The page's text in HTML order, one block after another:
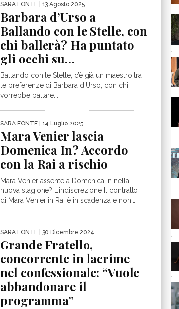
SARA FONTE | 13 Agosto 2025
Barbara d’Urso a
Ballando con le Stelle, con
chi ballerà? Ha puntato
gli occhi su…
Ballando con le Stelle, c’è già un maestro tra
le preferenze di Barbara d’Urso, con chi
vorrebbe ballare...
SARA FONTE | 14 Luglio 2025
Mara Venier lascia
Domenica In? Accordo
con la Rai a rischio
Mara Venier assente a Domenica In nella
nuova stagione? L’indiscrezione Il contratto
di Mara Venier in Rai è in scadenza e non...
SARA FONTE | 30 Dicembre 2024
Grande Fratello,
concorrente in lacrime
nel confessionale: “Vuole
abbandonare il
programma”